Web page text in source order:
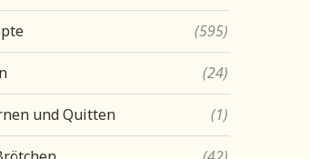
(595)
(24)
und Quitten (1)